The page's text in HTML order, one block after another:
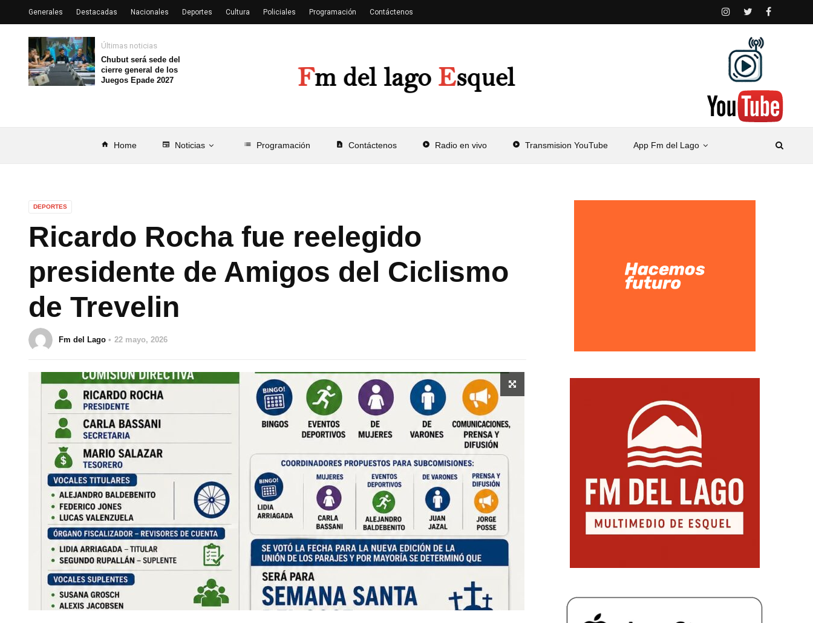
home Home newspaper Noticias list Programación contact_page Contáctenos play_circle Radio en vivo play_circle Transmision YouTube App Fm del Lago
Últimas noticias
Chubut será sede del
cierre general de los
Juegos Epade 2027
Generales Destacadas Nacionales Deportes Cultura Policiales Programación Contáctenos
DEPORTES
Ricardo Rocha fue reelegido
presidente de Amigos del Ciclismo
de Trevelin
Fm del Lago 22 mayo, 2026